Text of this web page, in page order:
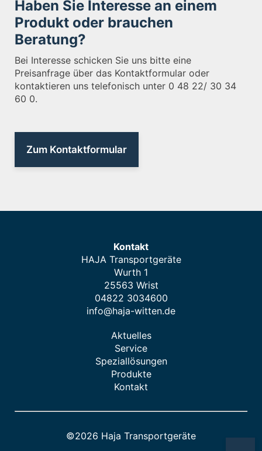
Haben Sie Interesse an einem
Produkt oder brauchen
Beratung?
Bei Interesse schicken Sie uns bitte eine
Preisanfrage über das Kontaktformular oder
kontaktieren uns telefonisch unter 0 48 22/ 30 34
60 0.
Zum Kontaktformular
Kontakt
HAJA Transportgeräte
Wurth 1
25563 Wrist
04822 3034600
info@haja-witten.de
Aktuelles
Service
Speziallösungen
Produkte
Kontakt
©2026 Haja Transportgeräte